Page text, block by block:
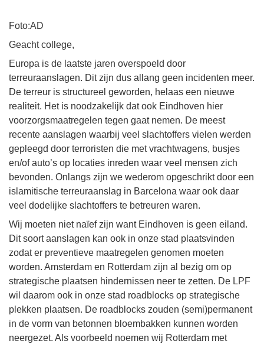
Foto:AD
Geacht college,
Europa is de laatste jaren overspoeld door
terreuraanslagen. Dit zijn dus allang geen incidenten meer.
De terreur is structureel geworden, helaas een nieuwe
realiteit. Het is noodzakelijk dat ook Eindhoven hier
voorzorgsmaatregelen tegen gaat nemen. De meest
recente aanslagen waarbij veel slachtoffers vielen werden
gepleegd door terroristen die met vrachtwagens, busjes
en/of auto’s op locaties inreden waar veel mensen zich
bevonden. Onlangs zijn we wederom opgeschrikt door een
islamitische terreuraanslag in Barcelona waar ook daar
veel dodelijke slachtoffers te betreuren waren.
Wij moeten niet naïef zijn want Eindhoven is geen eiland.
Dit soort aanslagen kan ook in onze stad plaatsvinden
zodat er preventieve maatregelen genomen moeten
worden. Amsterdam en Rotterdam zijn al bezig om op
strategische plaatsen hindernissen neer te zetten. De LPF
wil daarom ook in onze stad roadblocks op strategische
plekken plaatsen. De roadblocks zouden (semi)permanent
in de vorm van betonnen bloembakken kunnen worden
neergezet. Als voorbeeld noemen wij Rotterdam met